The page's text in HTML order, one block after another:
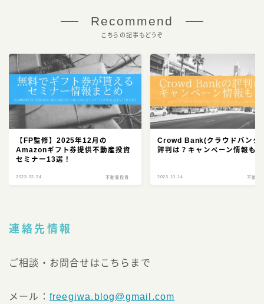
Recommend
こちらの記事もどうぞ
【FP監修】2025年12月の
Amazonギフト券提供不動産投資
セミナー13選！
2023.02.24 不動産投資
Crowd Bank(クラウドバンク)
評判は？キャンペーン情報も
2023.10.14 不動産
連絡先情報
ご相談・お問合せはこちらまで
メール： freegiwa.blog@gmail.com